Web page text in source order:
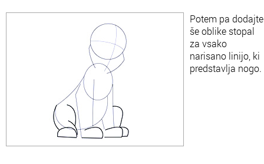
Potem pa dodajte
še oblike stopal
za vsako
narisano linijo, ki
predstavlja nogo.